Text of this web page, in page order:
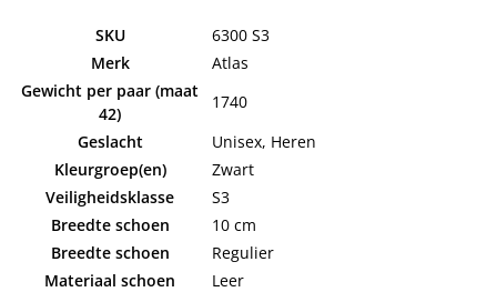
SKU
6300 S3
Merk
Atlas
Gewicht per paar (maat
42)
1740
Geslacht
Unisex, Heren
Kleurgroep(en)
Zwart
Veiligheidsklasse
S3
Breedte schoen
10 cm
Breedte schoen
Regulier
Materiaal schoen
Leer